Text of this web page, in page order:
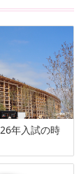
年入試の時